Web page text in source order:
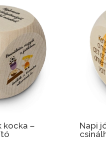
kocka –
Napi